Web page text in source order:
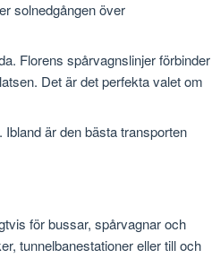
solnedgången över
Florens spårvagnslinjer förbinder
Det är det perfekta valet om
är den bästa transporten
för bussar, spårvagnar och
tunnelbanestationer eller till och